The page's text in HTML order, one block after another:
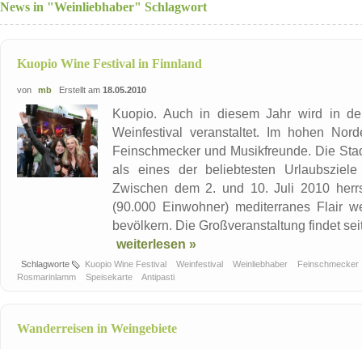
News in "Weinliebhaber" Schlagwort
Kuopio Wine Festival in Finnland
von mb Erstellt am 18.05.2010
Kuopio. Auch in diesem Jahr wird in
Weinfestival veranstaltet. Im hohen
Feinschmecker und Musikfreunde. Die
als eines der beliebtesten
Zwischen dem 2. und 10. Juli 2010
(90.000 Einwohner) mediterranes Flair
bevölkern. Die Großveranstaltung findet
weiterlesen »
Schlagworte Kuopio Wine Festival Weinfestival Weinliebhaber
Feinschmecker
Rosmarinlamm
Speisekarte Antipasti
Wanderreisen in Weingebiete